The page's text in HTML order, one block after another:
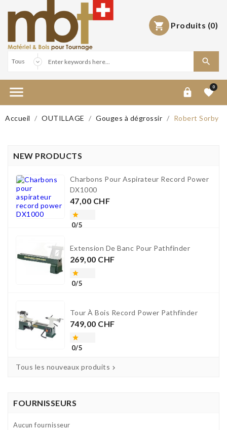
 Produits (0)

  0
Accueil OUTILLAGE Gouges à dégrossir Robert Sorby
NEW PRODUCTS
Charbons Pour Aspirateur Record Power
DX1000
Prix
47,00 CHF

0/5
Extension De Banc Pour Pathfinder
Prix
269,00 CHF

0/5
Tour À Bois Record Power Pathfinder
Prix
749,00 CHF

0/5
Tous les nouveaux produits 
FOURNISSEURS
Aucun fournisseur